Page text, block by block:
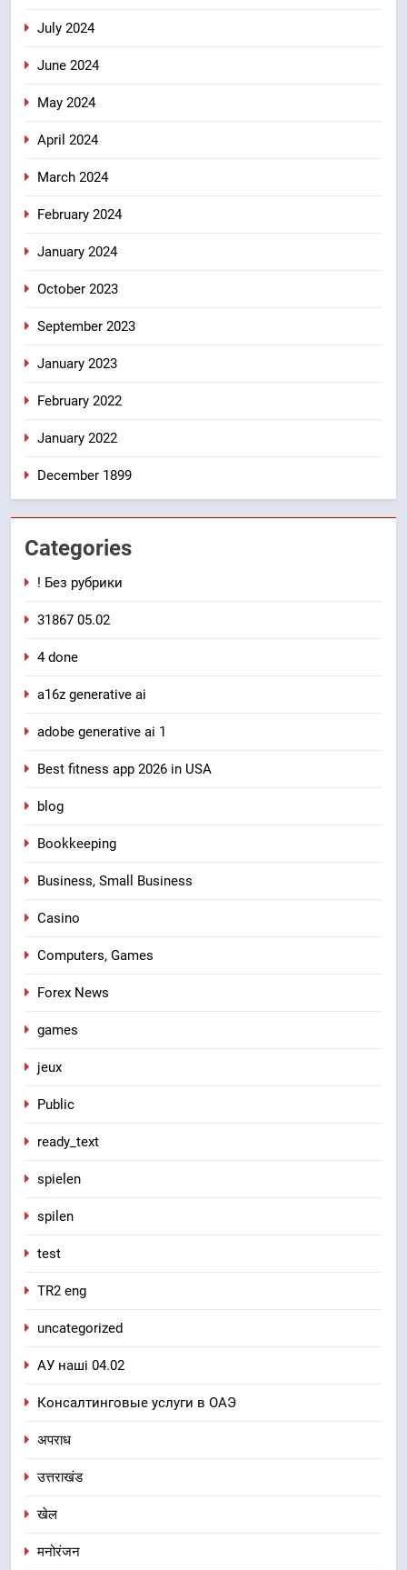
July 2024
June 2024
May 2024
April 2024
March 2024
February 2024
January 2024
October 2023
September 2023
January 2023
February 2022
January 2022
December 1899
Categories
! Без рубрики
31867 05.02
4 done
a16z generative ai
adobe generative ai 1
Best fitness app 2026 in USA
blog
Bookkeeping
Business, Small Business
Casino
Computers, Games
Forex News
games
jeux
Public
ready_text
spielen
spilen
test
TR2 eng
uncategorized
АУ наші 04.02
Консалтинговые услуги в ОАЭ
अपराध
उत्तराखंड
खेल
मनोरंजन